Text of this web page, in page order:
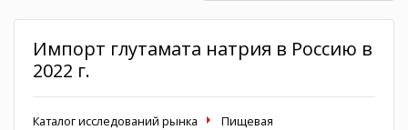
Импорт глутамата натрия в Россию в
2022 г.
Каталог исследований рынка
Пищевая